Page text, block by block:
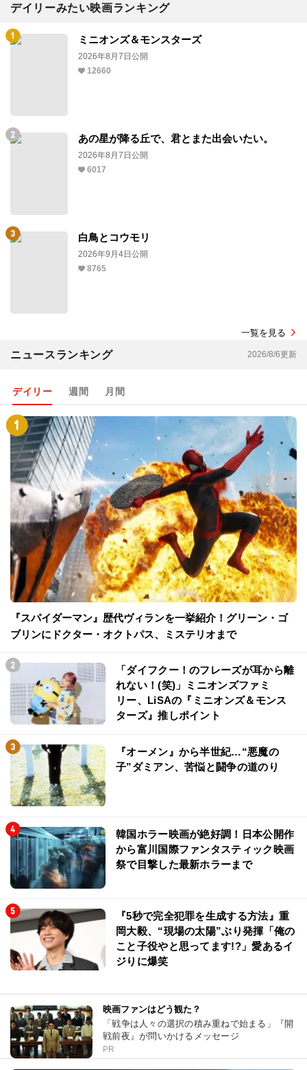
デイリーみたい映画ランキング
ミニオンズ＆モンスターズ
2026年8月7日公開
12660
あの星が降る丘で、君とまた出会いたい。
2026年8月7日公開
6017
白鳥とコウモリ
2026年9月4日公開
8765
一覧を見る
ニュースランキング 2026/8/6更新
デイリー 週間 月間
『スパイダーマン』歴代ヴィランを一挙紹介！グリーン・ゴ
ブリンにドクター・オクトパス、ミステリオまで
「ダイフクー！のフレーズが耳から離
れない！(笑)」ミニオンズファミ
リー、LiSAの『ミニオンズ＆モンス
ターズ』推しポイント
『オーメン』から半世紀…“悪魔の
子”ダミアン、苦悩と闘争の道のり
韓国ホラー映画が絶好調！日本公開作
から富川国際ファンタスティック映画
祭で目撃した最新ホラーまで
『5秒で完全犯罪を生成する方法』重
岡大毅、“現場の太陽”ぶり発揮「俺の
こと子役やと思ってます!?」愛あるイ
ジりに爆笑
映画ファンはどう観た？
「戦争は人々の選択の積み重ねで始まる」『開
戦前夜』が問いかけるメッセージ
PR